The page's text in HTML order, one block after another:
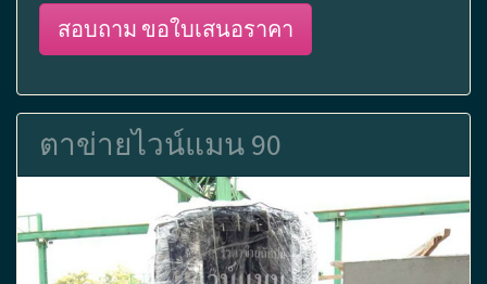
สอบถาม ขอใบเสนอราคา
ตาข่ายไวน์แมน 90